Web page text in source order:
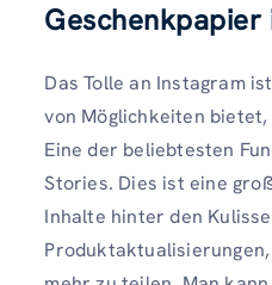
Geschenkpapier
Das Tolle an Instagram
von Möglichkeiten
Eine der beliebtesten
Stories. Dies ist eine
Inhalte hinter den